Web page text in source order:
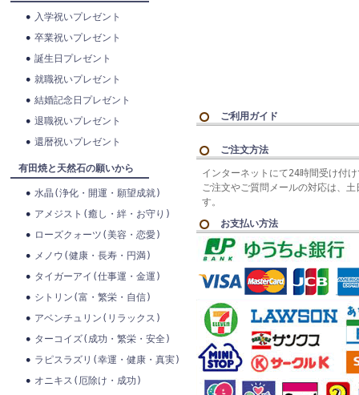
入学祝いプレゼント
卒業祝いプレゼント
誕生日プレゼント
就職祝いプレゼント
結婚記念日プレゼント
退職祝いプレゼント
還暦祝いプレゼント
有田焼と天然石の願いから
水晶(浄化・開運・願望成就)
アメジスト(癒し・絆・お守り)
ローズクォーツ(美容・恋愛)
メノウ(健康・長寿・円満)
タイガーアイ(仕事運・金運)
シトリン(富・繁栄・自信)
アベンチュリン(リラックス)
ターコイズ(成功・繁栄・安全)
ラピスラズリ(幸運・健康・真実)
オニキス(厄除け・成功)
ご利用ガイド
ご注文方法
インターネットにて24時間受け付
ご注文やご質問メールの対応は、
す。
お支払い方法